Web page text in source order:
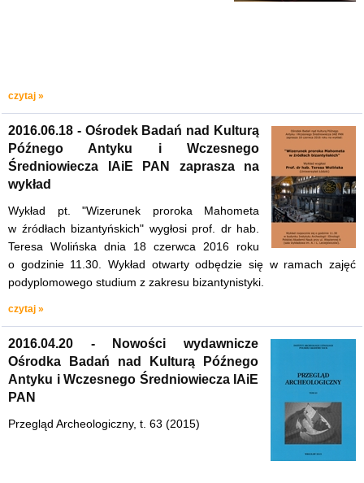
czytaj »
2016.06.18 - Ośrodek Badań nad Kulturą
Późnego Antyku i Wczesnego
Średniowiecza IAiE PAN zaprasza na
wykład
Wykład pt. "Wizerunek proroka Mahometa
w źródłach bizantyńskich" wygłosi prof. dr hab.
Teresa Wolińska dnia 18 czerwca 2016 roku
o godzinie 11.30. Wykład otwarty odbędzie się w ramach zajęć
podyplomowego studium z zakresu bizantynistyki.
czytaj »
2016.04.20 - Nowości wydawnicze
Ośrodka Badań nad Kulturą Późnego
Antyku i Wczesnego Średniowiecza IAiE
PAN
Przegląd Archeologiczny, t. 63 (2015)